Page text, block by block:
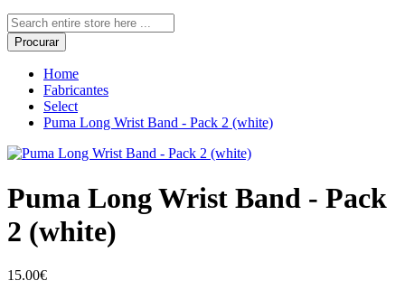
Procurar
Home
Fabricantes
Select
Puma Long Wrist Band - Pack 2 (white)
Puma Long Wrist Band - Pack
2 (white)
15.00€